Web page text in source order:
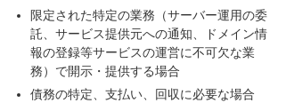
限定された特定の業務（サーバー運用の委
託、サービス提供元への通知、ドメイン情
報の登録等サービスの運営に不可欠な業
務）で開示・提供する場合
債務の特定、支払い、回収に必要な場合